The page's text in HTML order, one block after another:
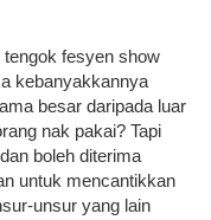
fesyen show
kebanyakkannya
besar daripada luar
nak pakai? Tapi
boleh diterima
untuk mencantikkan
unsur yang lain